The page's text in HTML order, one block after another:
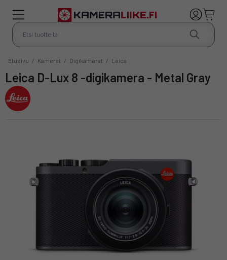
Etusivu / Kamerat / Digikamerat / Leica
Leica D-Lux 8 -digikamera - Metal Gray